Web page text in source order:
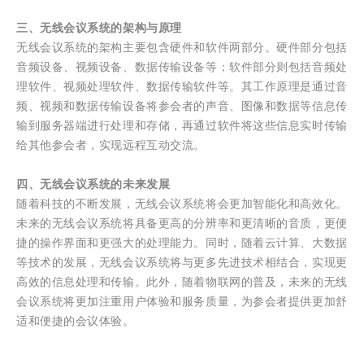
三、无线会议系统的架构与原理
无线会议系统的架构主要包含硬件和软件两部分。硬件部分包括
音频设备、视频设备、数据传输设备等；软件部分则包括音频处
理软件、视频处理软件、数据传输软件等。其工作原理是通过音
频、视频和数据传输设备将参会者的声音、图像和数据等信息传
输到服务器端进行处理和存储，再通过软件将这些信息实时传输
给其他参会者，实现远程互动交流。
四、无线会议系统的未来发展
随着科技的不断发展，无线会议系统将会更加智能化和高效化。
未来的无线会议系统将具备更高的分辨率和更清晰的音质，更便
捷的操作界面和更强大的处理能力。同时，随着云计算、大数据
等技术的发展，无线会议系统将与更多先进技术相结合，实现更
高效的信息处理和传输。此外，随着物联网的普及，未来的无线
会议系统将更加注重用户体验和服务质量，为参会者提供更加舒
适和便捷的会议体验。